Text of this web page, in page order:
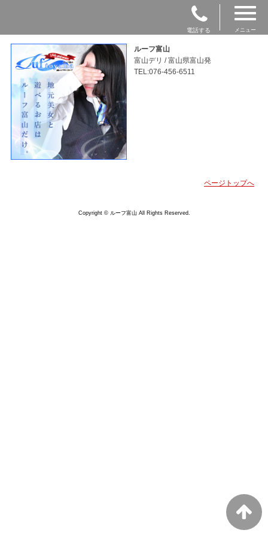
電話する メニュー
ルーフ富山
富山デリ / 富山県富山発
TEL:076-456-6511
ページトップへ
Copyright © ルーフ富山 All Rights Reserved.